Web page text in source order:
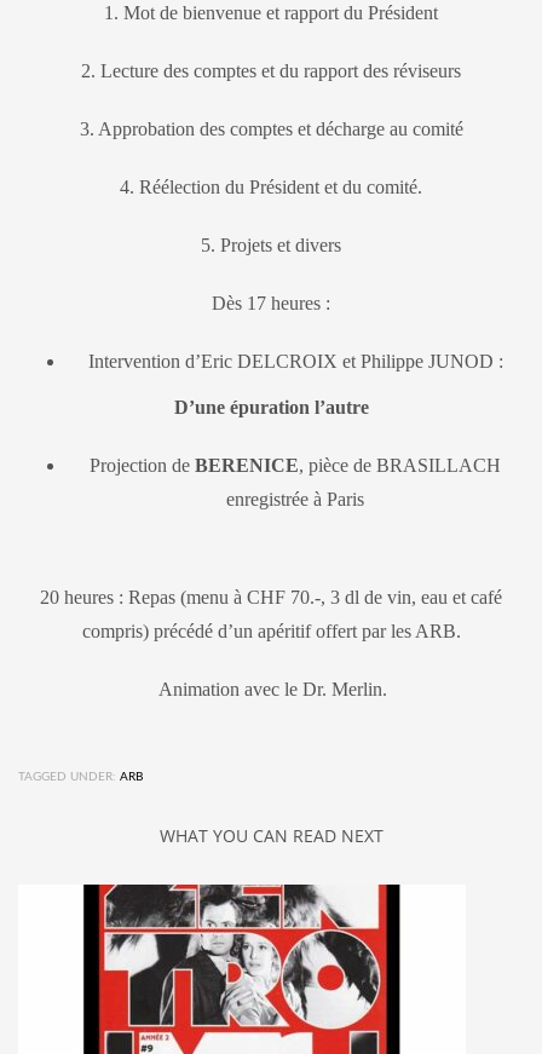
1. Mot de bienvenue et rapport du Président
2. Lecture des comptes et du rapport des réviseurs
3. Approbation des comptes et décharge au comité
4. Réélection du Président et du comité.
5. Projets et divers
Dès 17 heures :
Intervention d’Eric DELCROIX et Philippe JUNOD :
D’une épuration l’autre
Projection de BERENICE, pièce de BRASILLACH
enregistrée à Paris
20 heures : Repas (menu à CHF 70.-, 3 dl de vin, eau et café
compris) précédé d’un apéritif offert par les ARB.
Animation avec le Dr. Merlin.
TAGGED UNDER: ARB
WHAT YOU CAN READ NEXT